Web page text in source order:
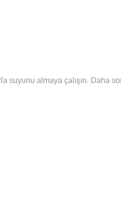
suyunu almaya çalışın. Daha